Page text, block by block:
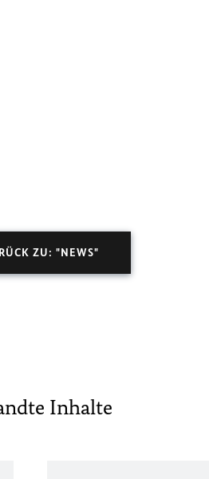
ZU: "NEWS"
Inhalte